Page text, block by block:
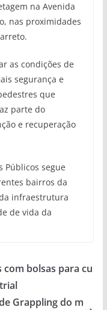
na Avenida
nas proximidades
as condições de
segurança e
que
parte do
e recuperação
Públicos segue
bairros da
infraestrutura
de vida da
bolsas para cu
Grappling do m